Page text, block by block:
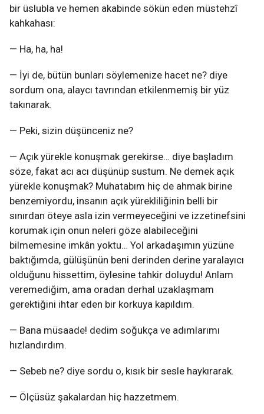
bir üslubla ve hemen akabinde sökün eden müstehzî
kahkahası:
— Ha, ha, ha!
— İyi de, bütün bunları söylemenize hacet ne? diye
sordum ona, alaycı tavrından etkilenmemiş bir yüz
takınarak.
— Peki, sizin düşünceniz ne?
— Açık yürekle konuşmak gerekirse… diye başladım
söze, fakat acı acı düşünüp sustum. Ne demek açık
yürekle konuşmak? Muhatabım hiç de ahmak birine
benzemiyordu, insanın açık yürekliliğinin belli bir
sınırdan öteye asla izin vermeyeceğini ve izzetinefsini
korumak için onun neleri göze alabileceğini
bilmemesine imkân yoktu… Yol arkadaşımın yüzüne
baktığımda, gülüşünün beni derinden derine yaralayıcı
olduğunu hissettim, öylesine tahkir doluydu! Anlam
veremediğim, ama oradan derhal uzaklaşmam
gerektiğini ihtar eden bir korkuya kapıldım.
— Bana müsaade! dedim soğukça ve adımlarımı
hızlandırdım.
— Sebeb ne? diye sordu o, kısık bir sesle haykırarak.
— Ölçüsüz şakalardan hiç hazzetmem.